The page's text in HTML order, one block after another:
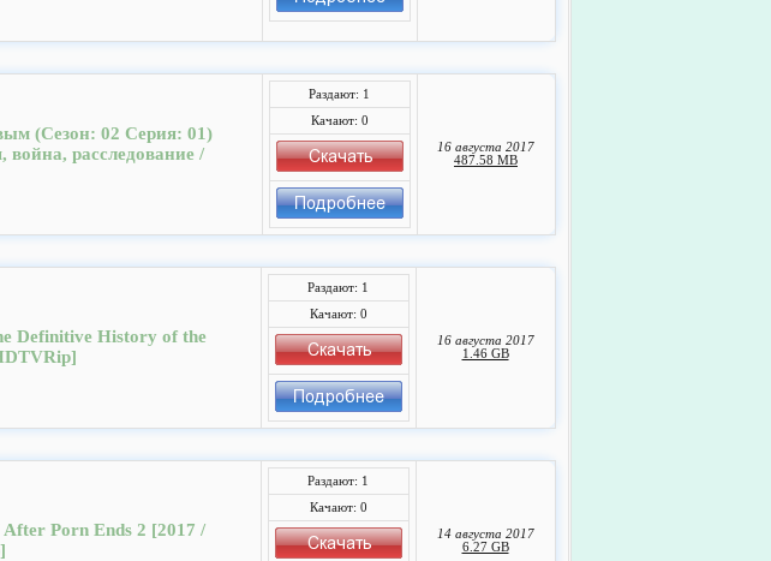
(Cезон: 02 Серия: 01)
расследование /
Раздают: 1
Качают: 0
16 августа 2017
487.58 MB
Definitive History of the
Раздают: 1
Качают: 0
16 августа 2017
1.46 GB
Porn Ends 2 [2017 /
Раздают: 1
Качают: 0
14 августа 2017
6.27 GB